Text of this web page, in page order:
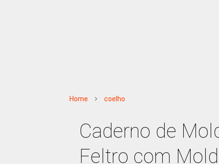
Home coelho
Caderno de
Feltro com